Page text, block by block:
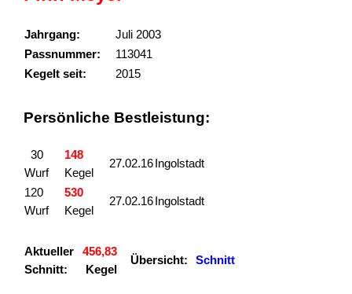
Jahrgang:
Juli 2003
Passnummer:
113041
Kegelt seit:
2015
Persönliche Bestleistung:
30
Wurf
148
Kegel
27.02.16 Ingolstadt
120
Wurf
530
Kegel
27.02.16 Ingolstadt
Aktueller
Schnitt:
456,83
Kegel
Übersicht: Schnitt